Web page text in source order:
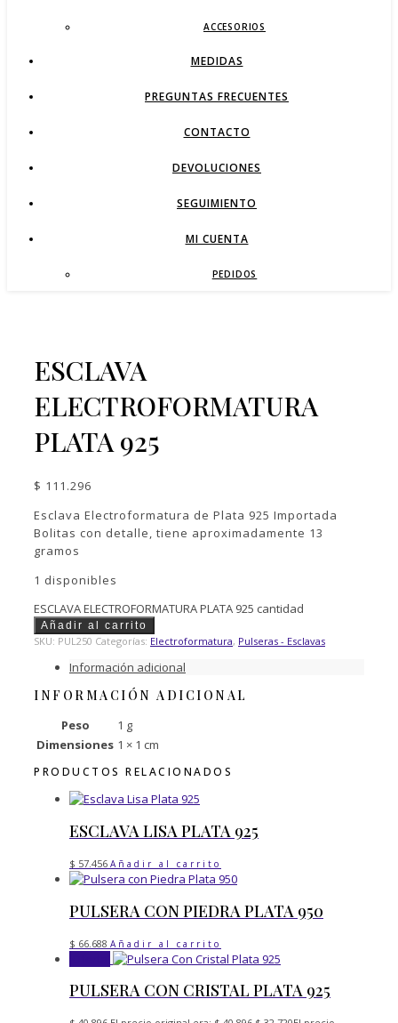
ACCESORIOS
MEDIDAS
PREGUNTAS FRECUENTES
CONTACTO
DEVOLUCIONES
SEGUIMIENTO
MI CUENTA
PEDIDOS
ESCLAVA
ELECTROFORMATURA
PLATA 925
$ 111.296
Esclava Electroformatura de Plata 925 Importada
Bolitas con detalle, tiene aproximadamente 13
gramos
1 disponibles
ESCLAVA ELECTROFORMATURA PLATA 925 cantidad
Añadir al carrito
SKU: PUL250 Categorías: Electroformatura, Pulseras - Esclavas
Información adicional
INFORMACIÓN ADICIONAL
Peso
1 g
Dimensiones 1 × 1 cm
PRODUCTOS RELACIONADOS
ESCLAVA LISA PLATA 925
$ 57.456 Añadir al carrito
PULSERA CON PIEDRA PLATA 950
$ 66.688 Añadir al carrito
PULSERA CON CRISTAL PLATA 925